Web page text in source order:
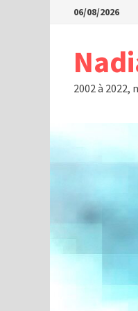
Passer06/08/2026
2002 à